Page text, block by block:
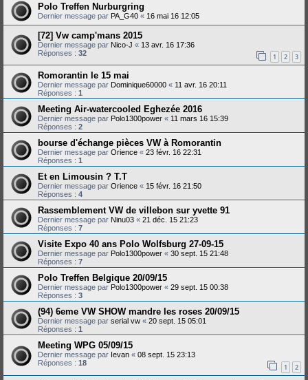
Polo Treffen Nurburgring
Dernier message par PA_G40 « 16 mai 16 12:05
[72] Vw camp'mans 2015
Dernier message par Nico-J « 13 avr. 16 17:36
Réponses : 32 1 2 3
Romorantin le 15 mai
Dernier message par Dominique60000 « 11 avr. 16 20:11
Réponses : 1
Meeting Air-watercooled Eghezée 2016
Dernier message par Polo1300power « 11 mars 16 15:39
Réponses : 2
bourse d'échange pièces VW à Romorantin
Dernier message par Orience « 23 févr. 16 22:31
Réponses : 1
Et en Limousin ? T.T
Dernier message par Orience « 15 févr. 16 21:50
Réponses : 4
Rassemblement VW de villebon sur yvette 91
Dernier message par Ninu03 « 21 déc. 15 21:23
Réponses : 7
Visite Expo 40 ans Polo Wolfsburg 27-09-15
Dernier message par Polo1300power « 30 sept. 15 21:48
Réponses : 7
Polo Treffen Belgique 20/09/15
Dernier message par Polo1300power « 29 sept. 15 00:38
Réponses : 3
(94) 6eme VW SHOW mandre les roses 20/09/15
Dernier message par serial vw « 20 sept. 15 05:01
Réponses : 1
Meeting WPG 05/09/15
Dernier message par Ievan « 08 sept. 15 23:13
Réponses : 18 1 2